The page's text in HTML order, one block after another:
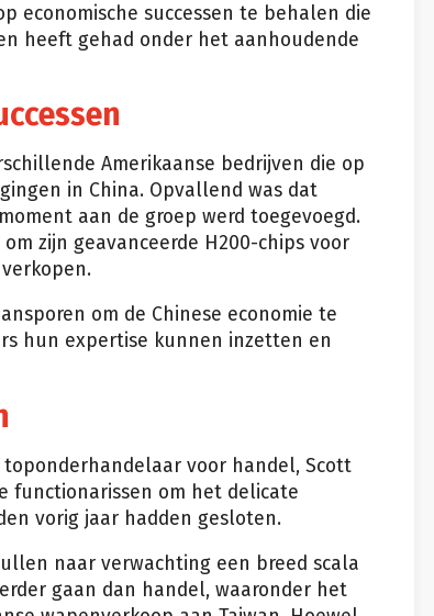
economische successen te behalen die
heeft gehad onder het aanhoudende
Amerikaanse bedrijven die op
in China. Opvallend was dat
aan de groep werd toegevoegd.
zijn geavanceerde H200-chips voor
om de Chinese economie te
hun expertise kunnen inzetten en
toponderhandelaar voor handel, Scott
functionarissen om het delicate
vorig jaar hadden gesloten.
naar verwachting een breed scala
gaan dan handel, waaronder het